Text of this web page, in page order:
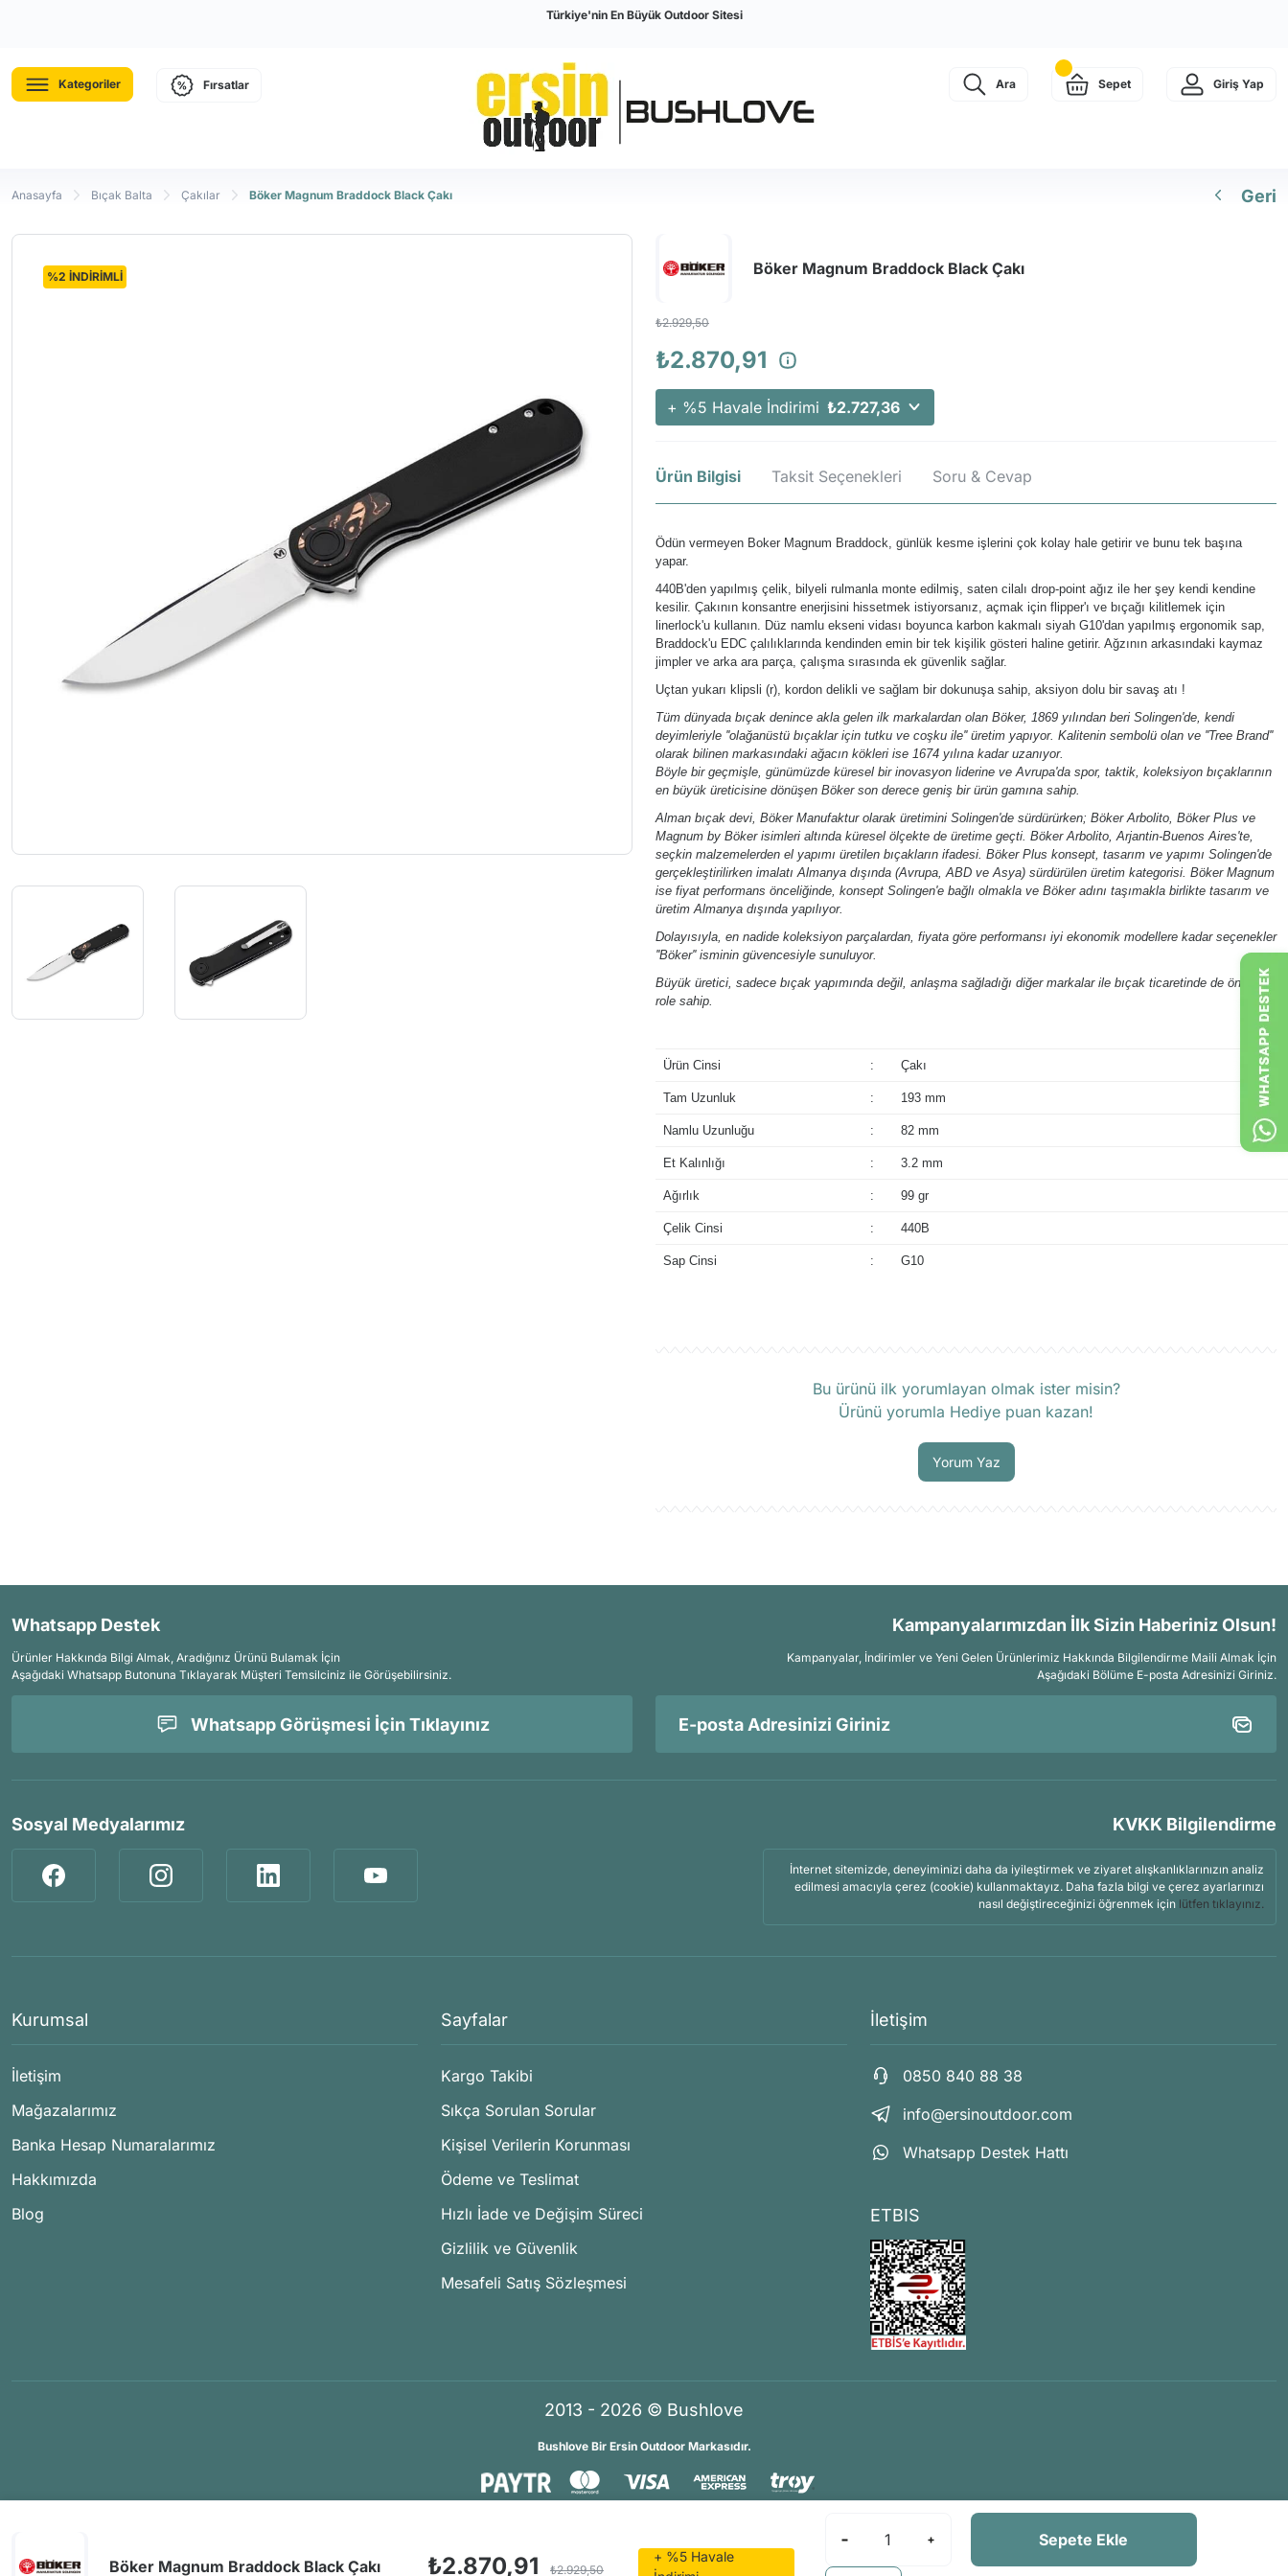
Türkiye'nin En Büyük Outdoor Sitesi
Kategoriler Fırsatlar Ara Sepet Giriş Yap
Anasayfa Bıçak Balta Çakılar Böker Magnum Braddock Black Çakı Geri
Böker Magnum Braddock Black Çakı ₺2.870,91 ₺2.929,50
+ %5 Havale
Sepete Ekle
%2 İNDİRİMLİ Böker Magnum Braddock Black Çakı
₺2.929,50
₺2.870,91
+ %5 Havale İndirimi ₺2.727,36
Ürün Bilgisi Taksit Seçenekleri Soru & Cevap
Ödün vermeyen Boker Magnum Braddock, günlük kesme işlerini çok kolay hale getirir ve bunu tek başına
yapar.
440B'den yapılmış çelik, bilyeli rulmanla monte edilmiş, saten cilalı drop-point ağız ile her şey kendi kendine
kesilir. Çakının konsantre enerjisini hissetmek istiyorsanız, açmak için flipper'ı ve bıçağı kilitlemek için
linerlock'u kullanın. Düz namlu ekseni vidası boyunca karbon kakmalı siyah G10'dan yapılmış ergonomik sap,
Braddock'u EDC çalılıklarında kendinden emin bir tek kişilik gösteri haline getirir. Ağzının arkasındaki kaymaz
jimpler ve arka ara parça, çalışma sırasında ek güvenlik sağlar.
Uçtan yukarı klipsli (r), kordon delikli ve sağlam bir dokunuşa sahip, aksiyon dolu bir savaş atı !
Tüm dünyada bıçak denince akla gelen ilk markalardan olan Böker, 1869 yılından beri Solingen'de, kendi
deyimleriyle ''olağanüstü bıçaklar için tutku ve coşku ile'' üretim yapıyor. Kalitenin sembolü olan ve ''Tree Brand''
olarak bilinen markasındaki ağacın kökleri ise 1674 yılına kadar uzanıyor.
Böyle bir geçmişle, günümüzde küresel bir inovasyon liderine ve Avrupa'da spor, taktik, koleksiyon bıçaklarının
en büyük üreticisine dönüşen Böker son derece geniş bir ürün gamına sahip.
Alman bıçak devi, Böker Manufaktur olarak üretimini Solingen'de sürdürürken; Böker Arbolito, Böker Plus ve
Magnum by Böker isimleri altında küresel ölçekte de üretime geçti. Böker Arbolito, Arjantin-Buenos Aires'te,
seçkin malzemelerden el yapımı üretilen bıçakların ifadesi. Böker Plus konsept, tasarım ve yapımı Solingen'de
gerçekleştirilirken imalatı Almanya dışında (Avrupa, ABD ve Asya) sürdürülen üretim kategorisi. Böker Magnum
ise fiyat performans önceliğinde, konsept Solingen'e bağlı olmakla ve Böker adını taşımakla birlikte tasarım ve
üretim Almanya dışında yapılıyor.
Dolayısıyla, en nadide koleksiyon parçalardan, fiyata göre performansı iyi ekonomik modellere kadar seçenekler
''Böker'' isminin güvencesiyle sunuluyor.
Büyük üretici, sadece bıçak yapımında değil, anlaşma sağladığı diğer markalar ile bıçak ticaretinde de önemli
role sahip.
Ürün Cinsi : Çakı
Tam Uzunluk : 193 mm
Namlu Uzunluğu : 82 mm
Et Kalınlığı : 3.2 mm
Ağırlık : 99 gr
Çelik Cinsi : 440B
Sap Cinsi : G10
Bu ürünü ilk yorumlayan olmak ister misin?
Ürünü yorumla Hediye puan kazan!
Yorum Yaz
Whatsapp Destek
Ürünler Hakkında Bilgi Almak, Aradığınız Ürünü Bulamak İçin
Aşağıdaki Whatsapp Butonuna Tıklayarak Müşteri Temsilciniz ile Görüşebilirsiniz.
Whatsapp Görüşmesi İçin Tıklayınız
Kampanyalarımızdan İlk Sizin Haberiniz Olsun!
Kampanyalar, İndirimler ve Yeni Gelen Ürünlerimiz Hakkında Bilgilendirme Maili Almak İçin
Aşağıdaki Bölüme E-posta Adresinizi Giriniz.
Sosyal Medyalarımız KVKK Bilgilendirme
İnternet sitemizde, deneyiminizi daha da iyileştirmek ve ziyaret alışkanlıklarınızın analiz
edilmesi amacıyla çerez (cookie) kullanmaktayız. Daha fazla bilgi ve çerez ayarlarınızı
nasıl değiştireceğinizi öğrenmek için lütfen tıklayınız.
Kurumsal
İletişim
Mağazalarımız
Banka Hesap Numaralarımız
Hakkımızda
Blog
Sayfalar
Kargo Takibi
Sıkça Sorulan Sorular
Kişisel Verilerin Korunması
Ödeme ve Teslimat
Hızlı İade ve Değişim Süreci
Gizlilik ve Güvenlik
Mesafeli Satış Sözleşmesi
İletişim
0850 840 88 38
info@ersinoutdoor.com
Whatsapp Destek Hattı
ETBIS
2013 - 2026 © Bushlove
Bushlove Bir Ersin Outdoor Markasıdır.